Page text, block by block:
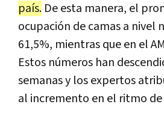
país. De esta manera, el
ocupación de camas a nivel
61,5%, mientras que en el
Estos números han
semanas y los expertos
al incremento en el ritmo de